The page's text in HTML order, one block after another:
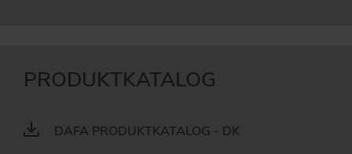
PRODUKTKATALOG
DAFA PRODUKTKATALOG - DK